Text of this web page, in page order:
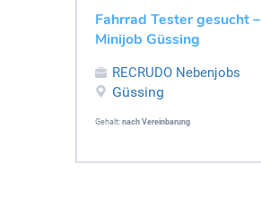
Fahrrad Tester gesucht –
Minijob Güssing
RECRUDO Nebenjobs
Güssing
Gehalt: nach Vereinbarung